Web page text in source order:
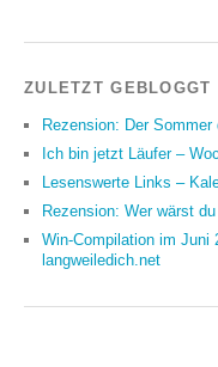
ZULETZT GEBLOGGT
Rezension: Der
Ich bin jetzt Läufer –
Lesenswerte Links –
Rezension: Wer wärst
Win-Compilation im Juni
langweiledich.net